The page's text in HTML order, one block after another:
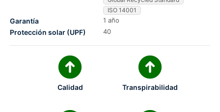
ISO 14001
Garantía 1 año
Protección solar (UPF) 40
Calidad Transpirabilidad